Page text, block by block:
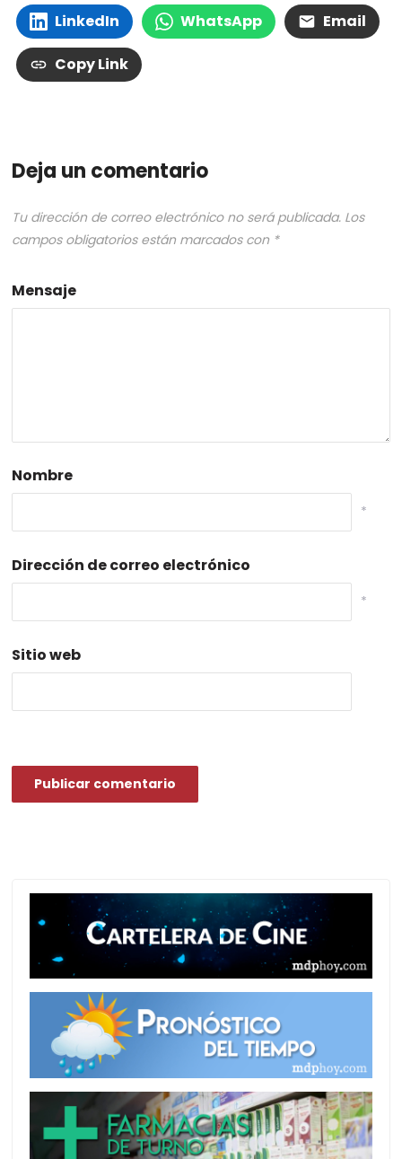
LinkedIn WhatsApp Email
Copy Link
Deja un comentario
Tu dirección de correo electrónico no será publicada. Los
campos obligatorios están marcados con *
Mensaje
Nombre
*
Dirección de correo electrónico
*
Sitio web